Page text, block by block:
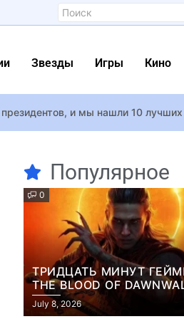
Звезды Игры Кино
и мы нашли 10 лучших
ножи — 2»
1.4 миллиона сообщений
случай жизни
фанатов
Популярное
0
ТРИДЦАТЬ МИНУТ
THE BLOOD OF
ЖУРНАЛИСТЫ
НАЧАЛО НОВОЙ ИГРЫ
July 8, 2026